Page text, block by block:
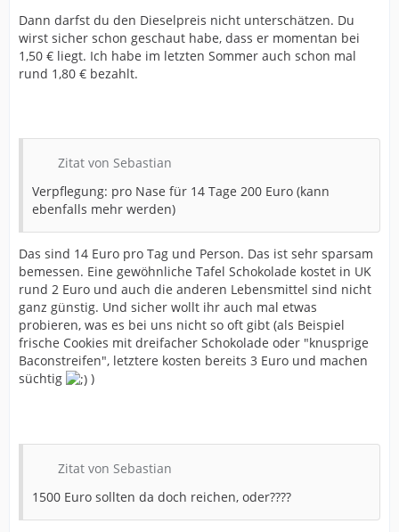
Dann darfst du den Dieselpreis nicht unterschätzen. Du
wirst sicher schon geschaut habe, dass er momentan bei
1,50 € liegt. Ich habe im letzten Sommer auch schon mal
rund 1,80 € bezahlt.
Zitat von Sebastian
Verpflegung: pro Nase für 14 Tage 200 Euro (kann
ebenfalls mehr werden)
Das sind 14 Euro pro Tag und Person. Das ist sehr sparsam
bemessen. Eine gewöhnliche Tafel Schokolade kostet in UK
rund 2 Euro und auch die anderen Lebensmittel sind nicht
ganz günstig. Und sicher wollt ihr auch mal etwas
probieren, was es bei uns nicht so oft gibt (als Beispiel
frische Cookies mit dreifacher Schokolade oder "knusprige
Baconstreifen", letztere kosten bereits 3 Euro und machen
süchtig
)
Zitat von Sebastian
1500 Euro sollten da doch reichen, oder????